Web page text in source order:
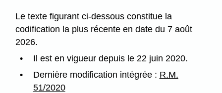
Le texte figurant ci-dessous constitue la
codification la plus récente en date du 7 août
2026.
Il est en vigueur depuis le 22 juin 2020.
Dernière modification intégrée : R.M.
51/2020